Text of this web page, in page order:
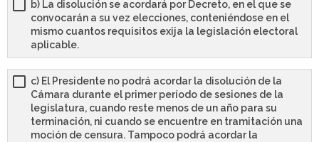
b) La disolución se acordará por Decreto, en el que se
convocarán a su vez elecciones, conteniéndose en el
mismo cuantos requisitos exija la legislación electoral
aplicable.
c) El Presidente no podrá acordar la disolución de la
Cámara durante el primer período de sesiones de la
legislatura, cuando reste menos de un año para su
terminación, ni cuando se encuentre en tramitación una
moción de censura. Tampoco podrá acordar la